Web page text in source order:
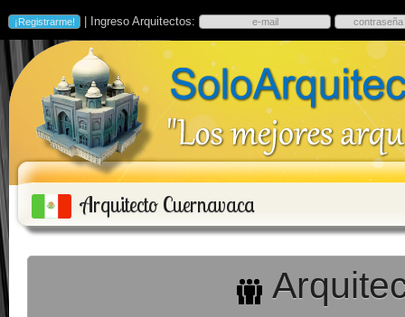
| Ingreso Arquitectos:
Arquitecto Cuernavaca